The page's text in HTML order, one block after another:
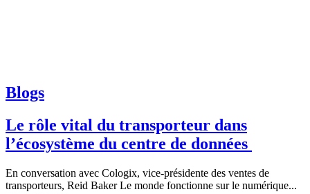
Blogs
Le rôle vital du transporteur dans
l’écosystème du centre de données
En conversation avec Cologix, vice-présidente des ventes de
transporteurs, Reid Baker Le monde fonctionne sur le numérique...